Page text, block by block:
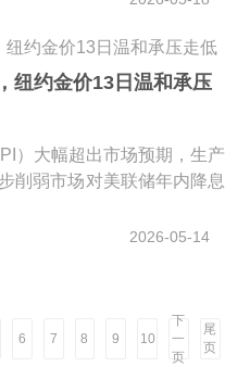
纽约金价13日温和承压
）大幅超出市场预期，生产
削弱市场对美联储年内降息
2026-05-14
6 7 8 9 10
下
一
页
尾
页